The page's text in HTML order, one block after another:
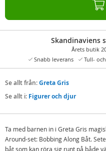
Skandinaviens
Årets butik
Snabb leverans
Tull-
Se allt från:Greta Gris
Se allt i: Figurer och djur
Ta med barnen in i Greta Gris
Around-set: Bobbing Along Båt.
båt som kan röra sig runt på både